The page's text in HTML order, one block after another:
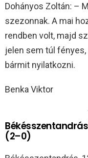
Dohányos Zoltán: –
szezonnak. A mai
rendben volt, majd
jelen sem túl
bármit nyilatkozni.
Benka Viktor
(2–0)